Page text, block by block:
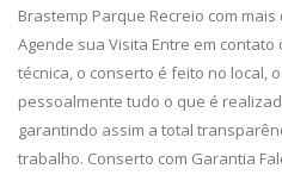
Brastemp Parque Recreio com
Agende sua Visita Entre em
técnica, o conserto é feito no local,
pessoalmente tudo o que é
garantindo assim a total
trabalho. Conserto com Garantia